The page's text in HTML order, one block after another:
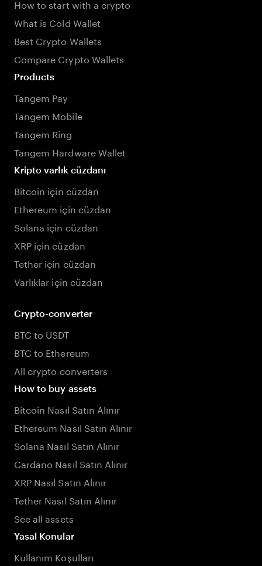
How to start with a crypto
What is Cold Wallet
Best Crypto Wallets
Compare Crypto Wallets
Products
Tangem Pay
Tangem Mobile
Tangem Ring
Tangem Hardware Wallet
Kripto varlık cüzdanı
Bitcoin için cüzdan
Ethereum için cüzdan
Solana için cüzdan
XRP için cüzdan
Tether için cüzdan
Varlıklar için cüzdan
Crypto-converter
BTC to USDT
BTC to Ethereum
All crypto converters
How to buy assets
Bitcoin Nasıl Satın Alınır
Ethereum Nasıl Satın Alınır
Solana Nasıl Satın Alınır
Cardano Nasıl Satın Alınır
XRP Nasıl Satın Alınır
Tether Nasıl Satın Alınır
See all assets
Yasal Konular
Kullanım Koşulları